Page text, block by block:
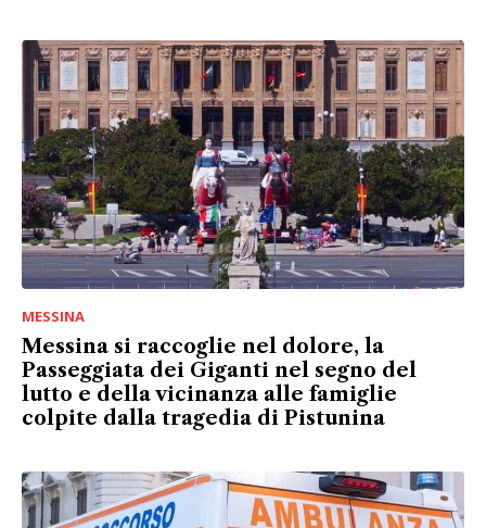
MESSINA
Messina si raccoglie nel dolore, la
Passeggiata dei Giganti nel segno del
lutto e della vicinanza alle famiglie
colpite dalla tragedia di Pistunina